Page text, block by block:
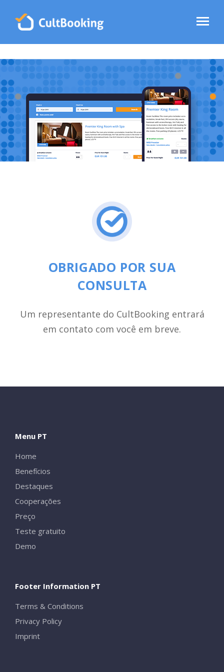
OBRIGADO POR SUA
CONSULTA
Um representante do CultBooking entrará
em contato com você em breve.
Menu PT
Home
Benefícios
Destaques
Cooperações
Preço
Teste gratuito
Demo
Footer Information PT
Terms & Conditions
Privacy Policy
Imprint